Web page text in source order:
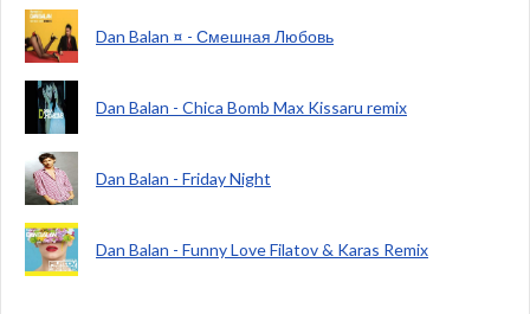
Dan Balan ¤ - Смешная Любовь
Dan Balan - Chica Bomb Max Kissaru remix
Dan Balan - Friday Night
Dan Balan - Funny Love Filatov & Karas Remix